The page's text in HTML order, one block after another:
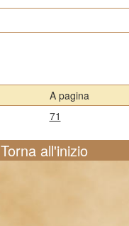
A pagina
71
Torna all'inizio